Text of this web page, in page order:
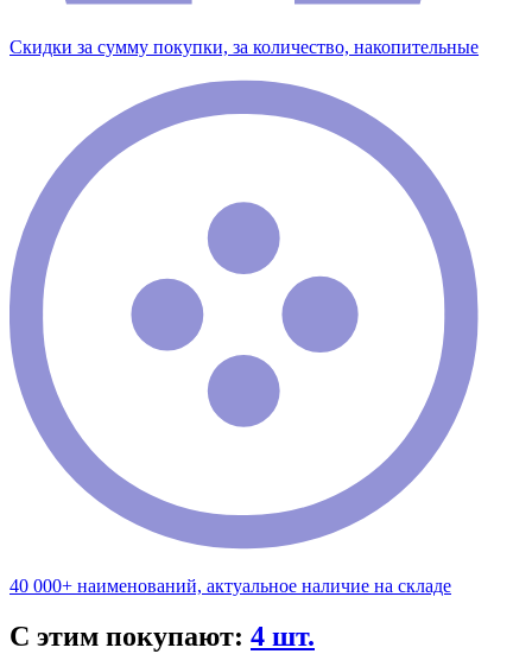
Скидки за сумму покупки, за количество, накопительные
40 000+ наименований, актуальное наличие на складе
С этим покупают: 4 шт.